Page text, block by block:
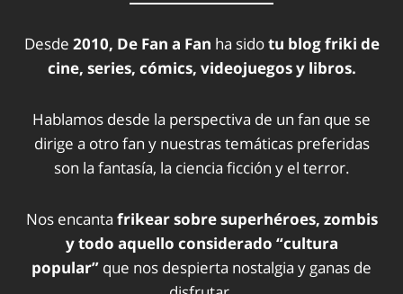
Desde 2010, De Fan a Fan ha sidotu blog friki de
cine, series, cómics, videojuegos y libros.
Hablamos desde la perspectiva de un fan que se
dirige a otro fan y nuestras temáticas preferidas
son la fantasía, la ciencia ficción y el terror.
Nos encanta frikear sobre superhéroes, zombis
y todo aquello considerado “cultura
popular” que nos despierta nostalgia y ganas de